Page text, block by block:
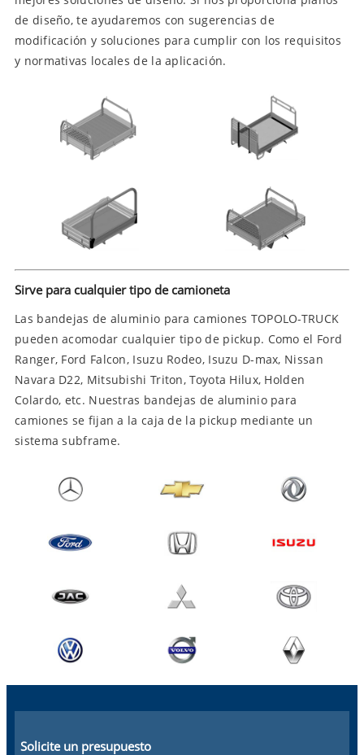
de diseño, te ayudaremos con sugerencias de
modificación y soluciones para cumplir con los requisitos
y normativas locales de la aplicación.
Sirve para cualquier tipo de camioneta
Las bandejas de aluminio para camiones TOPOLO-TRUCK
pueden acomodar cualquier tipo de pickup. Como el Ford
Ranger, Ford Falcon, Isuzu Rodeo, Isuzu D-max, Nissan
Navara D22, Mitsubishi Triton, Toyota Hilux, Holden
Colardo, etc. Nuestras bandejas de aluminio para
camiones se fijan a la caja de la pickup mediante un
sistema subframe.
Solicite un presupuesto